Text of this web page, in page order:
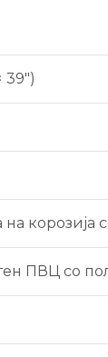
39″)
корозија
ПВЦ со